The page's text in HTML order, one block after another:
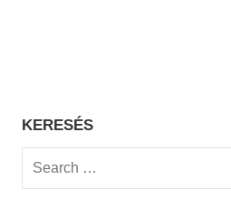
KERESÉS
Search